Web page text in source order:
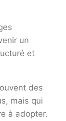
un
et
des
mais qui
à adopter.